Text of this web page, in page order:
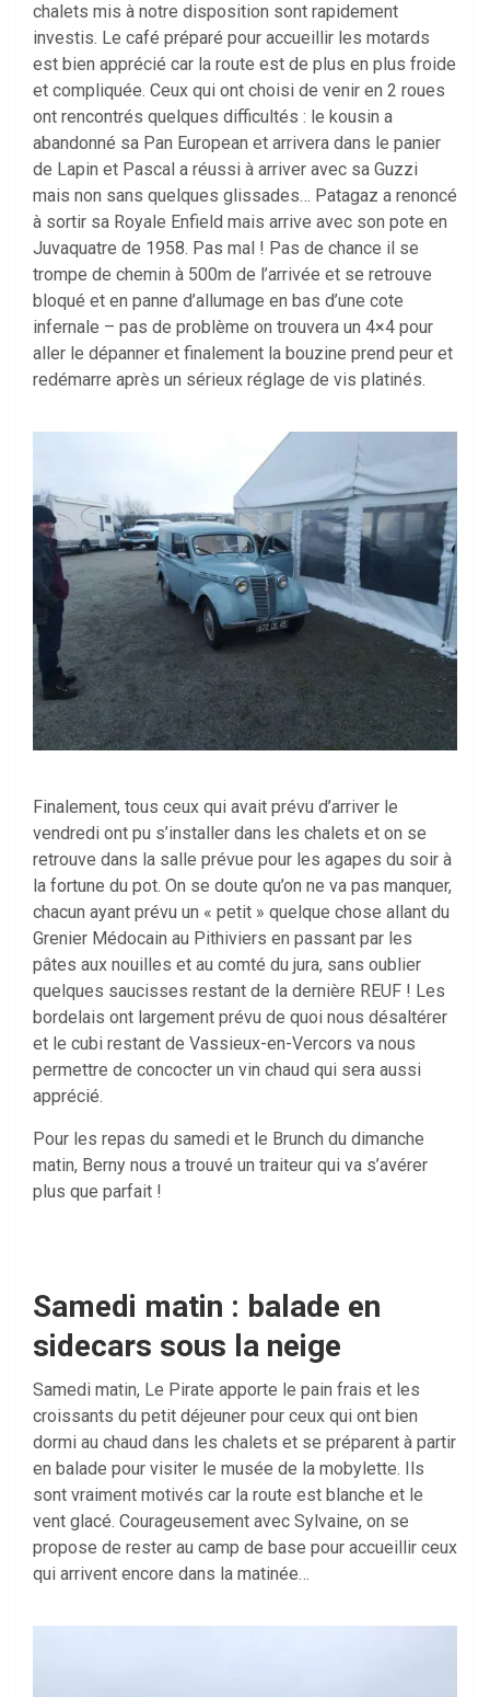
chalets mis à notre disposition sont rapidement
investis. Le café préparé pour accueillir les motards
est bien apprécié car la route est de plus en plus froide
et compliquée. Ceux qui ont choisi de venir en 2 roues
ont rencontrés quelques difficultés : le kousin a
abandonné sa Pan European et arrivera dans le panier
de Lapin et Pascal a réussi à arriver avec sa Guzzi
mais non sans quelques glissades… Patagaz a renoncé
à sortir sa Royale Enfield mais arrive avec son pote en
Juvaquatre de 1958. Pas mal ! Pas de chance il se
trompe de chemin à 500m de l’arrivée et se retrouve
bloqué et en panne d’allumage en bas d’une cote
infernale – pas de problème on trouvera un 4×4 pour
aller le dépanner et finalement la bouzine prend peur et
redémarre après un sérieux réglage de vis platinés.
Finalement, tous ceux qui avait prévu d’arriver le
vendredi ont pu s’installer dans les chalets et on se
retrouve dans la salle prévue pour les agapes du soir à
la fortune du pot. On se doute qu’on ne va pas manquer,
chacun ayant prévu un « petit » quelque chose allant du
Grenier Médocain au Pithiviers en passant par les
pâtes aux nouilles et au comté du jura, sans oublier
quelques saucisses restant de la dernière REUF ! Les
bordelais ont largement prévu de quoi nous désaltérer
et le cubi restant de Vassieux-en-Vercors va nous
permettre de concocter un vin chaud qui sera aussi
apprécié.
Pour les repas du samedi et le Brunch du dimanche
matin, Berny nous a trouvé un traiteur qui va s’avérer
plus que parfait !
Samedi matin : balade en
sidecars sous la neige
Samedi matin, Le Pirate apporte le pain frais et les
croissants du petit déjeuner pour ceux qui ont bien
dormi au chaud dans les chalets et se préparent à partir
en balade pour visiter le musée de la mobylette. Ils
sont vraiment motivés car la route est blanche et le
vent glacé. Courageusement avec Sylvaine, on se
propose de rester au camp de base pour accueillir ceux
qui arrivent encore dans la matinée…